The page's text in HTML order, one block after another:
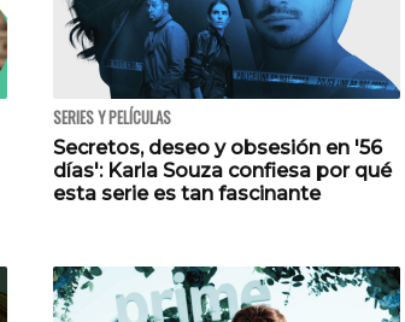
SERIES Y PELÍCULAS
Secretos, deseo y obsesión en '56
días': Karla Souza confiesa por qué
esta serie es tan fascinante